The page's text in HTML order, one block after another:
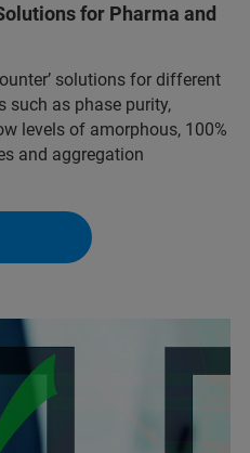
for Pharma and
solutions for different
such as phase purity,
levels of amorphous, 100%
and aggregation